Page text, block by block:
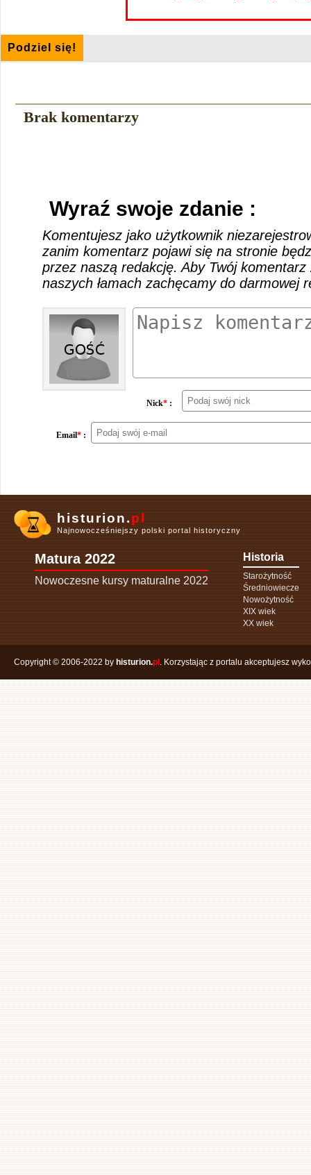
Podziel się!
Brak komentarzy
Wyraź swoje zdanie :
Komentujesz jako użytkownik
zanim komentarz pojawi się na stronie
przez naszą redakcję. Aby Twój
naszych łamach zachęcamy do darmowej
Nick* :
Email* :
histurion.pl
Najnowocześniejszy polski portal historyczny
Matura 2022
Nowoczesne kursy maturalne 2022
Historia
Starożytność
Średniowiecze
Nowożytność
XIX wiek
XX wiek
Copyright © 2006-2022 by histurion.pl . Korzystając z portalu akceptujesz